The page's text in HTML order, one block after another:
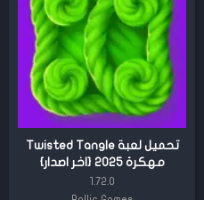
تحميل لعبة Twisted Tangle
مهكرة 2025 {اخر اصدار}
1.72.0